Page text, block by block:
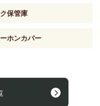
保管庫
ホンカバー